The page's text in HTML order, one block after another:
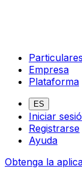
Particulares
Empresa
Plataforma
ES
Iniciar
Registrarse
Ayuda
Obtenga la